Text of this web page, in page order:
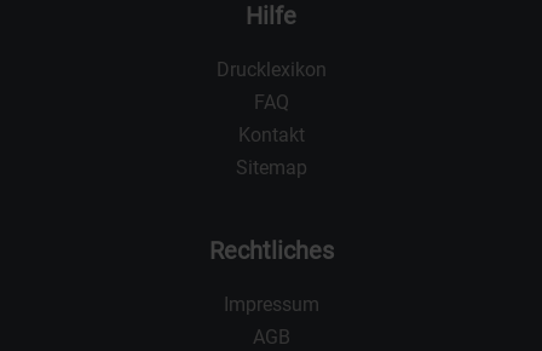
Hilfe
Drucklexikon
FAQ
Kontakt
Sitemap
Rechtliches
Impressum
AGB